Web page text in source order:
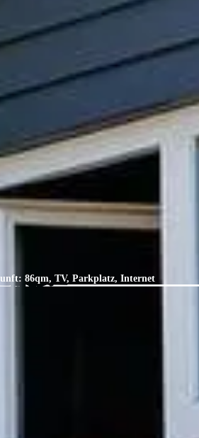
86qm, TV, Parkplatz, Internet